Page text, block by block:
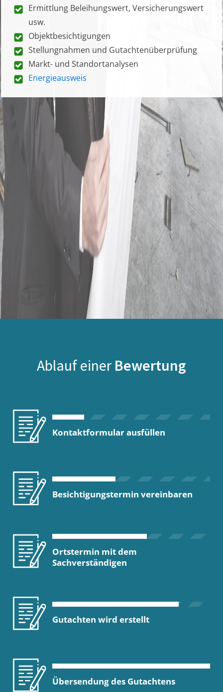
Ermittlung Beleihungswert, Versicherungswert
usw.
Objektbesichtigungen
Stellungnahmen und Gutachtenüberprüfung
Markt- und Standortanalysen
Energieausweis
Ablauf einer Bewertung
Kontaktformular ausfüllen
Besichtigungstermin vereinbaren
Ortstermin mit dem
Sachverständigen
Gutachten wird erstellt
Übersendung des Gutachtens